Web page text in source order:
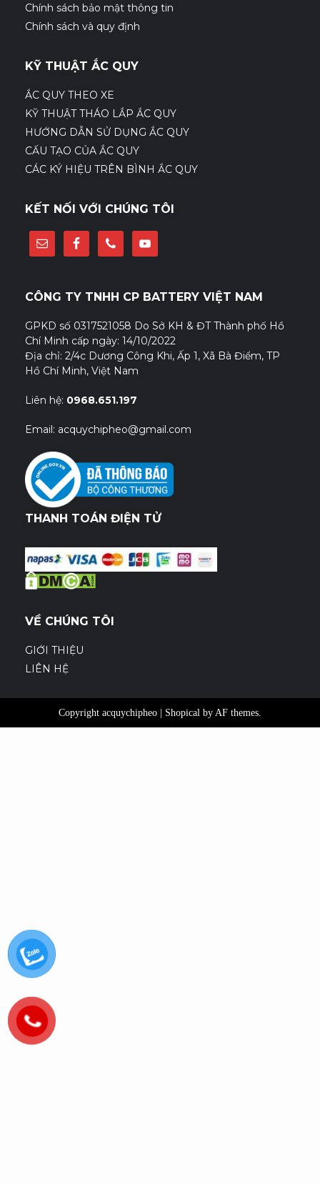
Chính sách bảo mật thông tin
Chính sách và quy định
KỸ THUẬT ẮC QUY
ẮC QUY THEO XE
KỸ THUẬT THÁO LẮP ẮC QUY
HƯỚNG DẪN SỬ DỤNG ẮC QUY
CẤU TẠO CỦA ẮC QUY
CÁC KÝ HIỆU TRÊN BÌNH ẮC QUY
KẾT NỐI VỚI CHÚNG TÔI
CÔNG TY TNHH CP BATTERY VIỆT NAM
GPKD số 0317521058 Do Sở KH & ĐT Thành phố Hồ
Chí Minh cấp ngày: 14/10/2022
Địa chỉ: 2/4c Dương Công Khi, Ấp 1, Xã Bà Điểm, TP
Hồ Chí Minh, Việt Nam
Liên hệ: 0968.651.197
Email: acquychipheo@gmail.com
THANH TOÁN ĐIỆN TỬ
VỀ CHÚNG TÔI
GIỚI THIỆU
LIÊN HỆ
Copyright acquychipheo | Shopical by AF themes.